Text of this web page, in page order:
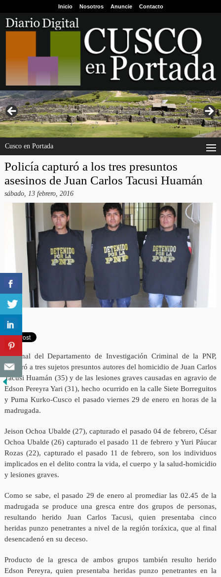
Inicio Nosotros Anuncie Contacto
Cusco en Portada
Policía capturó a los tres presuntos
asesinos de Juan Carlos Tacusi Huamán
sábado, 13 febrero, 2016
Personal del Departamento de Investigación Criminal de la PNP,
capturó a tres sujetos presuntos autores del homicidio de Juan Carlos
Tacusi Huamán (35) y de las lesiones graves causadas en agravio de
Edson Pereyra Yari (31), hecho ocurrido en la calle Siete Borreguitos
y Puma Kurko-Cusco el pasado viernes 29 de enero en horas de la
madrugada.
Jeison Ochoa Ubalde (27), capturado el pasado 04 de febrero, César
Ochoa Ubalde (26) capturado el pasado 11 de febrero y Yuri Páucar
Rozas (22), capturado el pasado 11 de febrero, son los individuos
implicados en el delito contra la vida, el cuerpo y la salud-homicidio
y lesiones graves.
Como se sabe, el pasado 29 de enero al promediar las 02.45 de la
madrugada se produce una gresca entre dos grupos de personas,
resultando herido Juan Carlos Tacusi, quien presentaba cinco
heridas punzo penetrantes a nivel de la región toráxica, que al final
desencadenó en su deceso.
Producto de la gresca de ambos grupos también resulto herido
Edson Pereyra, quien presentaba heridas punzo penetrantes en la